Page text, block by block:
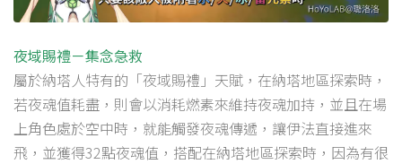
夜域賜禮－集念急救
屬於納塔人特有的「夜域賜禮」天賦，在納塔地區探索時，
若夜魂值耗盡，則會以消耗燃素來維持夜魂加持，並且在場
上角色處於空中時，就能觸發夜魂傳遞，讓伊法直接進來
飛，並獲得32點夜魂值，搭配在納塔地區探索時，因為有很